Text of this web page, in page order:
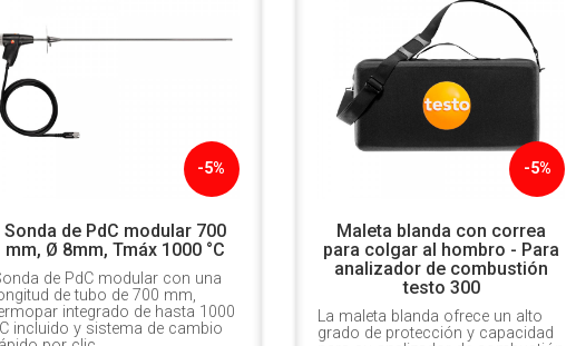
-5%
Sonda de PdC modular 700
mm, Ø 8mm, Tmáx 1000 °C
de PdC modular con una
de tubo de 700 mm,
integrado de hasta 1000
incluido y sistema de cambio
-5%
Maleta blanda con correa
para colgar al hombro - Para
analizador de combustión
testo 300
La maleta blanda ofrece un alto
grado de protección y capacidad